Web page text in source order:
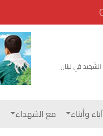
في لبنان
آباء وأبناء مع الشهداء